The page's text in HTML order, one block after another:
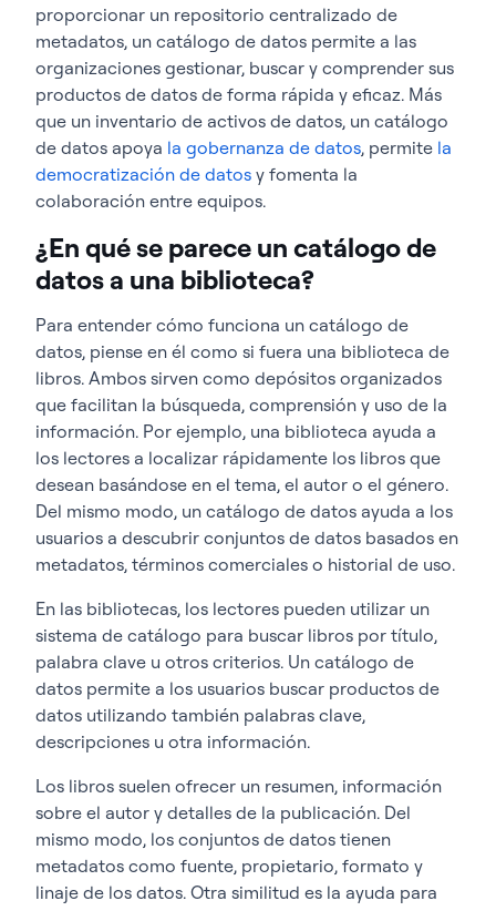
proporcionar un repositorio centralizado de
metadatos, un catálogo de datos permite a las
organizaciones gestionar, buscar y comprender sus
productos de datos de forma rápida y eficaz. Más
que un inventario de activos de datos, un catálogo
de datos apoya la gobernanza de datos, permite la
democratización de datos y fomenta la
colaboración entre equipos.
¿En qué se parece un catálogo de
datos a una biblioteca?
Para entender cómo funciona un catálogo de
datos, piense en él como si fuera una biblioteca de
libros. Ambos sirven como depósitos organizados
que facilitan la búsqueda, comprensión y uso de la
información. Por ejemplo, una biblioteca ayuda a
los lectores a localizar rápidamente los libros que
desean basándose en el tema, el autor o el género.
Del mismo modo, un catálogo de datos ayuda a los
usuarios a descubrir conjuntos de datos basados en
metadatos, términos comerciales o historial de uso.
En las bibliotecas, los lectores pueden utilizar un
sistema de catálogo para buscar libros por título,
palabra clave u otros criterios. Un catálogo de
datos permite a los usuarios buscar productos de
datos utilizando también palabras clave,
descripciones u otra información.
Los libros suelen ofrecer un resumen, información
sobre el autor y detalles de la publicación. Del
mismo modo, los conjuntos de datos tienen
metadatos como fuente, propietario, formato y
linaje de los datos. Otra similitud es la ayuda para